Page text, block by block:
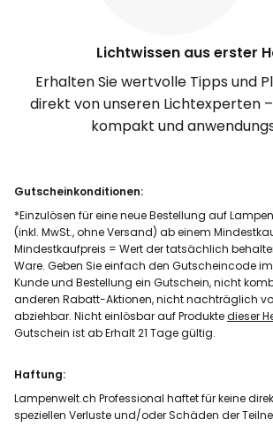
Lichtwissen aus erster
Erhalten Sie wertvolle Tipps und
direkt von unseren Lichtexperten
kompakt und
Gutscheinkonditionen:
*Einzulösen für eine neue Bestellung auf
(inkl. MwSt., ohne Versand) ab einem
Mindestkaufpreis = Wert der tatsächlich
Ware. Geben Sie einfach den Gutscheincode im
Kunde und Bestellung ein Gutschein, nicht
anderen Rabatt-Aktionen, nicht nachträglich
abziehbar. Nicht einlösbar auf Produktedieser
Gutschein ist ab Erhalt 21 Tage gültig.
Haftung:
Lampenwelt.ch Professional haftet für keine
speziellen Verluste und/oder Schäden der